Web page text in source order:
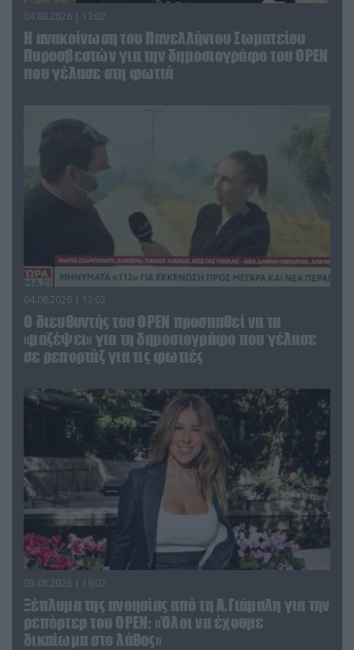
04.08.2026 | 13:02
Η ανακοίνωση του Πανελλήνιου Σωματείου
Πυροσβεστών για την δημοσιογράφο του OPEN
που γέλασε στη φωτιά
04.08.2026 | 12:02
O διευθυντής του OPEN προσπαθεί να τα
«μαζέψει» για τη δημοσιογράφο που γέλασε
σε ρεπορτάζ για τις φωτιές
03.08.2026 | 19:02
Ξέπλυμα της ανοησίας από τη Α.Γιάμαλη για την
ρεπόρτερ του ΟΡΕΝ: «Όλοι να έχουμε
δικαίωμα στο λάθος»